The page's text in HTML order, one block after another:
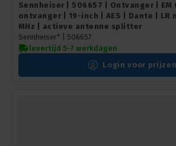
Sennheiser | 506657 | Ontvanger | EM
ontvanger | 19-inch | AES | Dante | LR
MHz | actieve antenne splitter
Sennheiser* | 506657
levertijd 5-7 werkdagen
Login voor prijzen